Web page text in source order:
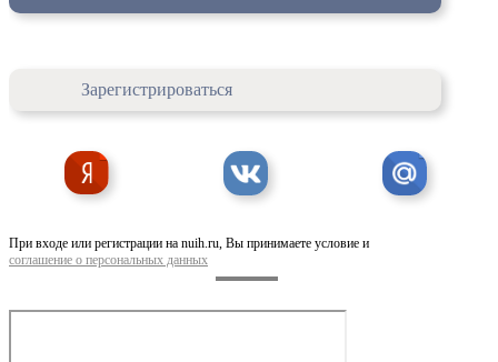
Зарегистрироваться
При входе или регистрации на nuih.ru, Вы принимаете условие и
соглашение о персональных данных